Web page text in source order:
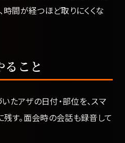
時間が経つほど取りにくくな
こと
たアザの日付・部位を、スマ
す。面会時の会話も録音して